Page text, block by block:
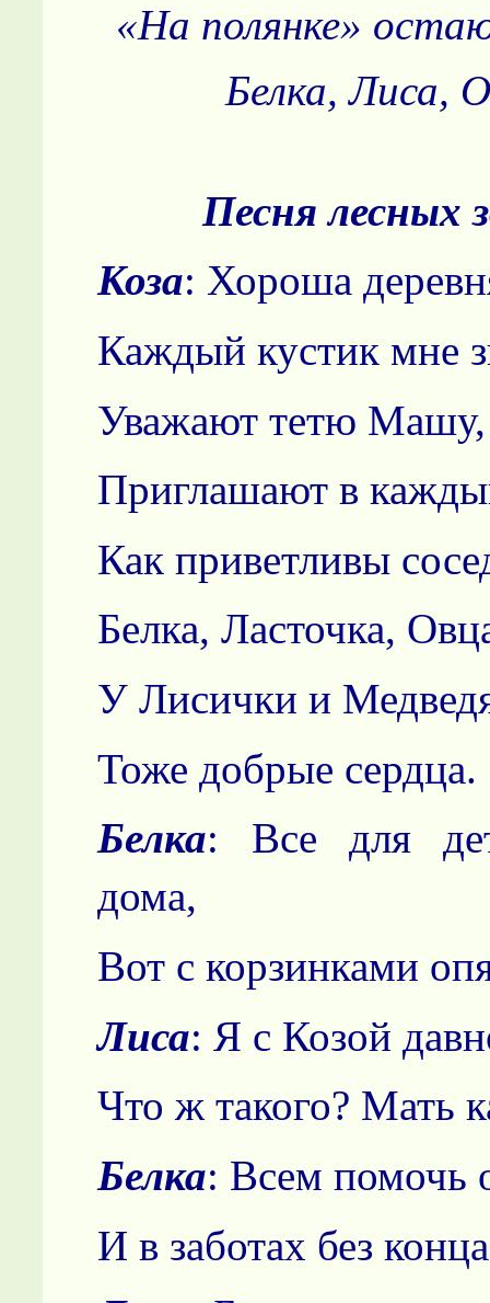
«На полянке»
Белка, Лиса,
Песня лесных
Коза: Хороша
Каждый кустик мне
Уважают тетю Машу,
Приглашают в
Как приветливы
Белка, Ласточка,
У Лисички и
Тоже добрые сердца.
Белка: Все для
дома,
Вот с корзинками
Лиса: Я с Козой
Что ж такого? Мать
Белка: Всем помочь
И в заботах без